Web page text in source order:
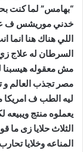
“بهامس” لما كنت
خدني موريشس ف
اللي هناك هنا انما
السرطان له علاج زي
مش معقوله هيسبنا
مصر تجذب العالم و
ليه الطب ف
يعملوه منتج
الثلاث حلايا زى ما
المناعه وخلايا